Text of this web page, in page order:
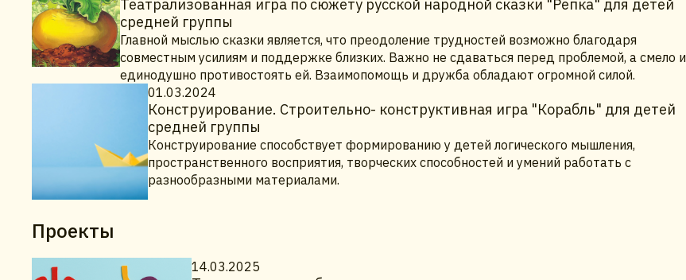
Театрализованная игра по сюжету русской народной сказки "Репка" для детей
средней группы
Главной мыслью сказки является, что преодоление трудностей возможно благодаря
совместным усилиям и поддержке близких. Важно не сдаваться перед проблемой, а смело и
единодушно противостоять ей. Взаимопомощь и дружба обладают огромной силой.
01.03.2024
Конструирование. Строительно- конструктивная игра "Корабль" для детей
средней группы
Конструирование способствует формированию у детей логического мышления,
пространственного восприятия, творческих способностей и умений работать с
разнообразными материалами.
Проекты
14.03.2025